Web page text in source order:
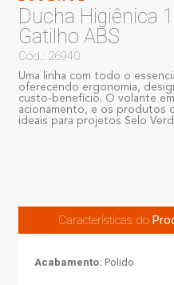
Ducha Higiênica
Gatilho ABS
Cód.: 26940
Uma linha com todo o
oferecendo ergonomia,
custo-benefício. O volante
acionamento, e os produtos
ideais para projetos Selo
Características do
Acabamento: Polido